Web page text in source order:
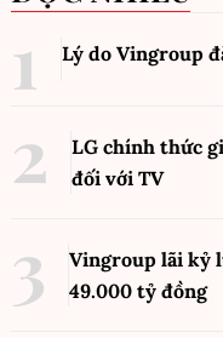
Lý do Vingroup
LG chính thức
đối với TV
Vingroup lãi kỷ
49.000 tỷ đồng